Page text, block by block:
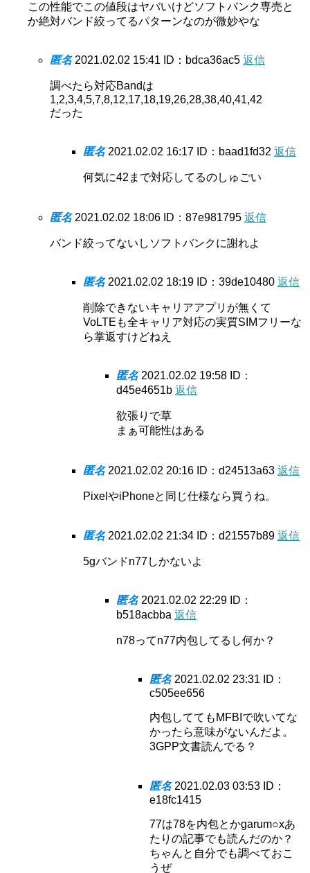
この性能でこの値段はヤバいけどソフトバンク専売と
か絶対バンド絞ってるパターンなのが微妙やな
匿名 2021.02.02 15:41 ID：bdca36ac5 返信
調べたら対応Bandは
1,2,3,4,5,7,8,12,17,18,19,26,28,38,40,41,42
だった
匿名 2021.02.02 16:17 ID：baad1fd32 返信
何気に42まで対応してるのしゅごい
匿名 2021.02.02 18:06 ID：87e981795 返信
バンド絞ってないしソフトバンクに謝れよ
匿名 2021.02.02 18:19 ID：39de10480 返信
削除できないキャリアアプリが無くて
VoLTEも全キャリア対応の実質SIMフリーな
ら掌返すけどねえ
匿名 2021.02.02 19:58 ID：
d45e4651b 返信
欲張りで草
まぁ可能性はある
匿名 2021.02.02 20:16 ID：d24513a63 返信
PixelやiPhoneと同じ仕様なら買うね。
匿名 2021.02.02 21:34 ID：d21557b89 返信
5gバンドn77しかないよ
匿名 2021.02.02 22:29 ID：
b518acbba 返信
n78ってn77内包してるし何か？
匿名 2021.02.02 23:31
ID：
c505ee656
内包しててもMFBIで吹いてな
かったら意味がないんだよ。
3GPP文書読んでる？
匿名 2021.02.03 03:53 ID：
e18fc1415
77は78を内包とかgarum○xあ
たりの記事でも読んだのか？
ちゃんと自分でも調べておこ
うぜ